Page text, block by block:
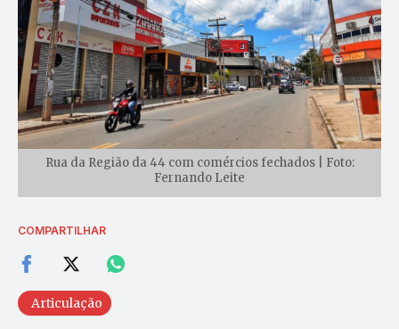
Rua da Região da 44 com comércios fechados | Foto:
Fernando Leite
COMPARTILHAR
Articulação